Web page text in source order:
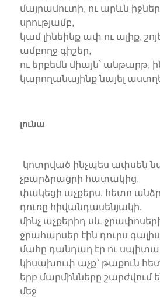
մայրամուտի, ու արևն իջներ
սրությամբ,
կամ լինեինք ափ ու ալիք,
ամբողջ գիշեր,
ու երբեմն միայն՝ անթարթ,
կարողանայինք նայել
լունա
կոտրված ինչպես ափսեն
չբարձրացրի հատակից,
փակեցի աչքերս, հետո
դուռը հիվանդասենյակի,
մինչ աչքերիդ սև
ջրահարսեր էին դուրս
մահը դանդաղ էր ու
կիսախուփ աչք` թաքուն
երբ մարմինները շարժվում
մեջ